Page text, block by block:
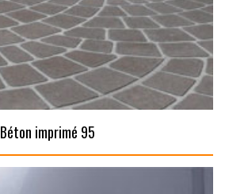
Béton imprimé 95